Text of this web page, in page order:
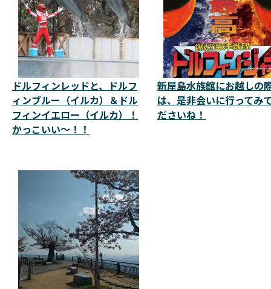
ドルフィンレッドと、ドルフ
ィンブルー（イルカ）＆ドル
フィンイエロー（イルカ）！
かっこいい～！！
新屋島水族館にお越しの
は、是非会いに行ってみ
ださいね！